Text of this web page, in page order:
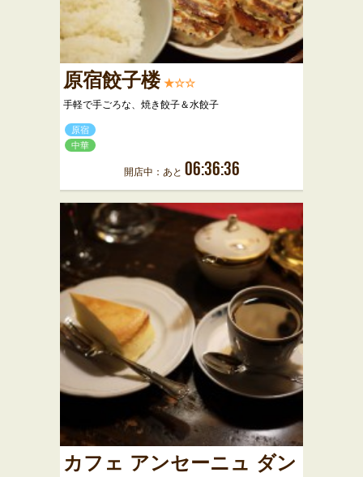
原宿餃子楼 ★☆☆
手軽で手ごろな、焼き餃子＆水餃子
原宿
中華
開店中：あと 06:36:36
カフェ アンセーニュ ダン